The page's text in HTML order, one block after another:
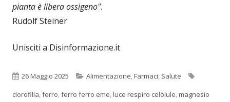
pianta è libera ossigeno".
Rudolf Steiner
Unisciti a Disinformazione.it
Pubblicato
26 Maggio 2025 Categorie
Alimentazione,Farmaci, Salute
clorofilla,ferro,ferro ferro eme,luce respiro celòlule,magnesio